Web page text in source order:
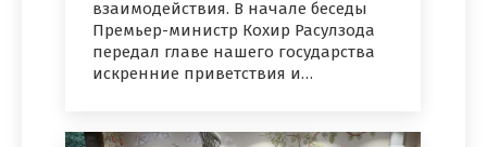
взаимодействия. В начале беседы
Премьер-министр Кохир Расулзода
передал главе нашего государства
искренние приветствия и…